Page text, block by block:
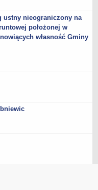
ALKOHOLOWYCH
ustny nieograniczony na
położonej w
własność Gminy